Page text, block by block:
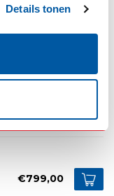
Details tonen
€799,00